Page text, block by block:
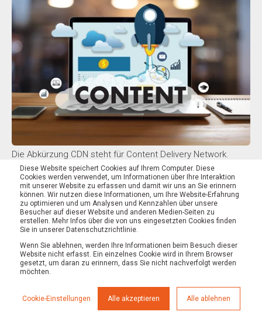
Diese Website speichert Cookies auf Ihrem Computer. Diese
Cookies werden verwendet, um Informationen über Ihre Interaktion
mit unserer Website zu erfassen und damit wir uns an Sie erinnern
können. Wir nutzen diese Informationen, um Ihre Website-Erfahrung
zu optimieren und um Analysen und Kennzahlen über unsere
Besucher auf dieser Website und anderen Medien-Seiten zu
erstellen. Mehr Infos über die von uns eingesetzten Cookies finden
Sie in unserer Datenschutzrichtlinie.
Wenn Sie ablehnen, werden Ihre Informationen beim Besuch dieser
Website nicht erfasst. Ein einzelnes Cookie wird in Ihrem Browser
gesetzt, um daran zu erinnern, dass Sie nicht nachverfolgt werden
möchten.
Cookie-Einstellungen Alle akzeptieren Alle ablehnen
Die Abkürzung CDN steht für Content Delivery Network.
Dieses kannst Du Dir gerne einrichten, sofern Deine
Webseiten für Besucher aus zahlreichen Ländern
interessant sind. Betreibst Du ein Unternehmen, dass auf
regionale Laufkundschaft angewiesen ist, dann brauchst Du
kein CDN zu verwenden.
In der Regel werden für die Nutzung auch Gebühren
berechnet. Die Funktion ist dahingehend, dass
Seitenbesucher die Daten, die für den Aufbau der Seite